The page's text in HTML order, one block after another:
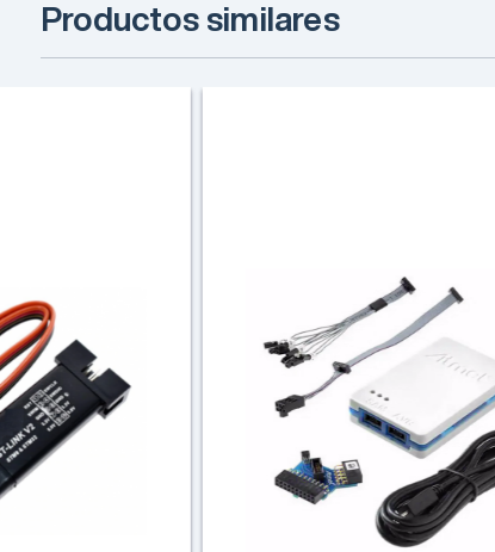
Productos similares